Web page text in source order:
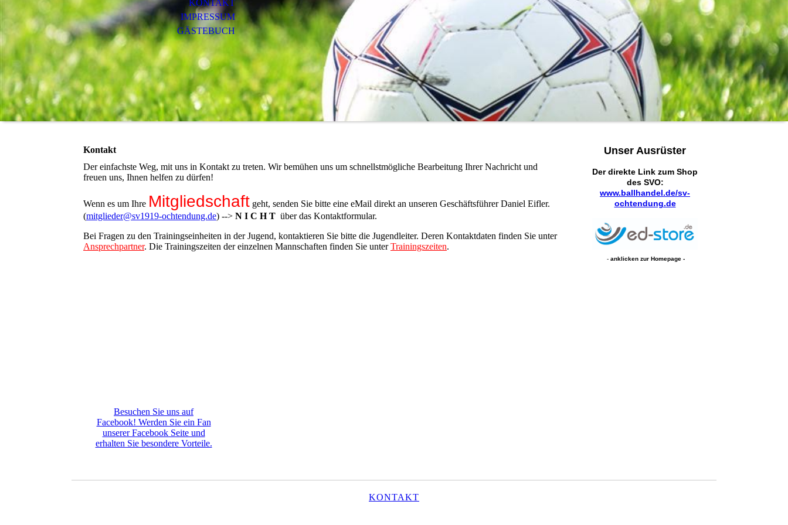
KONTAKT
IMPRESSUM
GÄSTEBUCH
Kontakt
Der einfachste Weg, mit uns in Kontakt zu treten. Wir bemühen uns um schnellstmögliche Bearbeitung Ihrer Nachricht und
freuen uns, Ihnen helfen zu dürfen!
Wenn es um Ihre Mitgliedschaft geht, senden Sie bitte eine eMail direkt an unseren GeschäftsführerDaniel Eifler.
(mitglieder@sv1919-ochtendung.de) --> N I C H T über das Kontaktformular.
Bei Fragen zu den Trainingseinheiten in der Jugend, kontaktieren Sie bitte die Jugendleiter. Deren Kontaktdaten finden Sie unter
Ansprechpartner. Die Trainingszeiten der einzelnen Mannschaften finden Sie unterTrainingszeiten.
Unser Ausrüster
Der direkte Link zum Shop
des SVO:
www.ballhandel.de/sv-
ochtendung.de
- anklicken zur Homepage -
Besuchen Sie uns auf
Facebook! Werden Sie ein Fan
unserer Facebook Seite und
erhalten Sie besondere Vorteile.
KONTAKT